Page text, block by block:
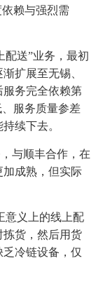
赖与强烈需
配送”业务，最初
扩展至无锡、
务完全依赖第
服务质量参差
续下去。
与顺丰合作，在
加成熟，但实际
意义上的线上配
货，然后用货
冷链设备，仅